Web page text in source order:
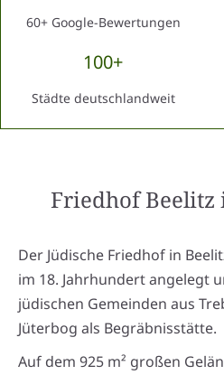
60+ Google-Bewertungen
100+
Städte deutschlandweit
Friedhof Beelitz
Der Jüdische Friedhof in
im 18. Jahrhundert angelegt
jüdischen Gemeinden aus
Jüterbog als Begräbnisstätte.
Auf dem 925 m² großen